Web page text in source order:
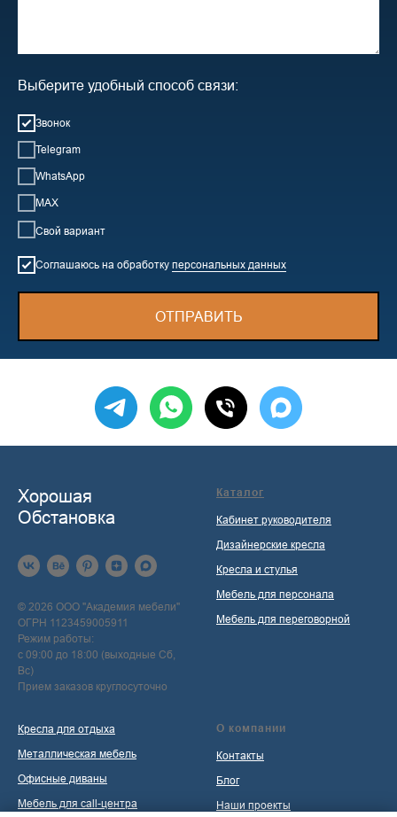
Выберите удобный способ связи:
Звонок
Telegram
WhatsApp
MAX
Свой вариант
Соглашаюсь на обработку персональных данных
ОТПРАВИТЬ
Хорошая
Обстановка
© 2026 ООО "Академия мебели"
ОГРН 1123459005911
Режим работы:
с 09:00 до 18:00 (выходные Сб,
Вс)
Прием заказов круглосуточно
Каталог
Кабинет руководителя
Дизайнерские кресла
Кресла и стулья
Мебель для персонала
Мебель для переговорной
Кресла для отдыха
Металлическая мебель
Офисные диваны
Мебель для call-центра
О компании
Контакты
Блог
Наши проекты